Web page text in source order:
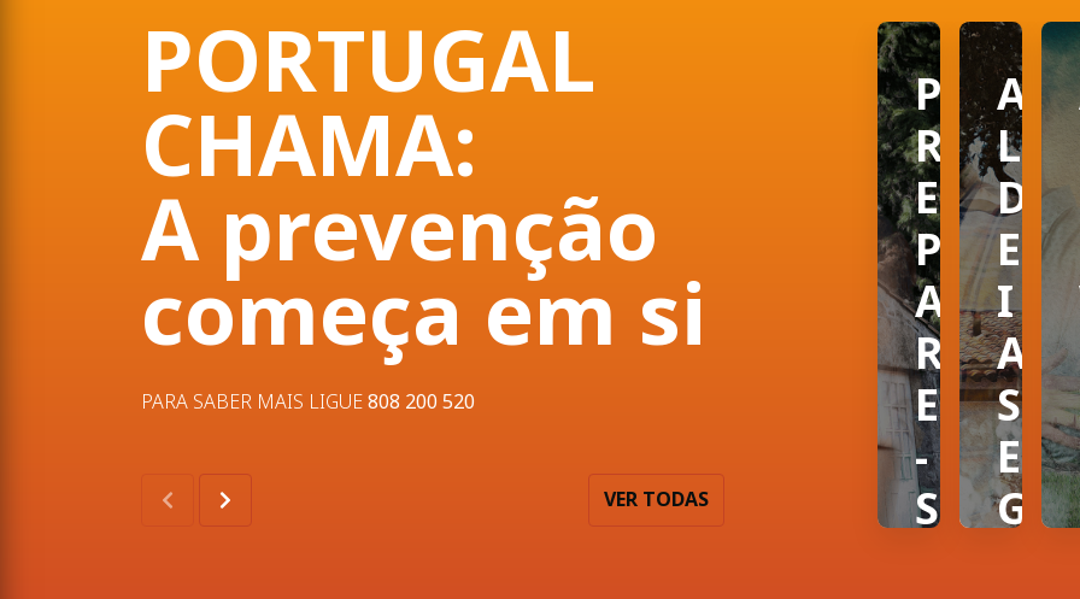
PORTUGAL
CHAMA:
A prevenção
começa em si
PARA SABER MAIS LIGUE808 200 520
VER TODAS
PORTUGAL
P
R
E
P
A
R
E
-
S
A
L
D
E
I
A
S
E
G